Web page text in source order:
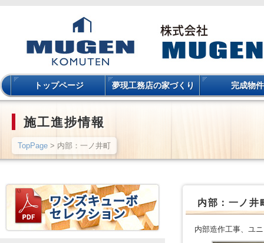
トップページ 夢現工務店の家づくり 完成物件
施工進捗情報
TopPage > 内部：一ノ井町
内部：一ノ井
内部造作工事、ユ